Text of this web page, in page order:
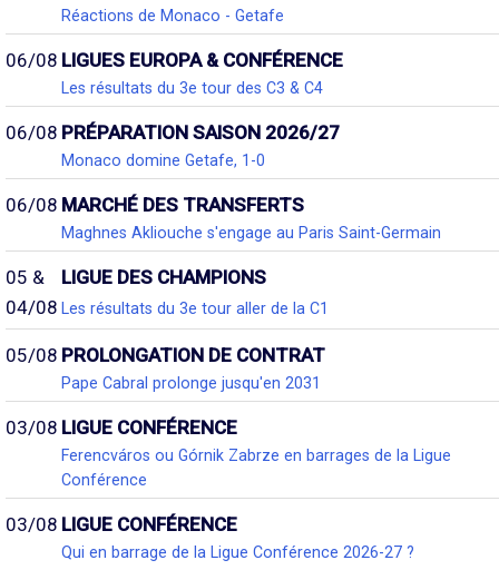
Réactions de Monaco - Getafe
06/08 LIGUES EUROPA & CONFÉRENCE
Les résultats du 3e tour des C3 & C4
06/08 PRÉPARATION SAISON 2026/27
Monaco domine Getafe, 1-0
06/08 MARCHÉ DES TRANSFERTS
Maghnes Akliouche s'engage au Paris Saint-Germain
05 &
04/08
LIGUE DES CHAMPIONS
Les résultats du 3e tour aller de la C1
05/08 PROLONGATION DE CONTRAT
Pape Cabral prolonge jusqu'en 2031
03/08 LIGUE CONFÉRENCE
Ferencváros ou Górnik Zabrze en barrages de la Ligue
Conférence
03/08 LIGUE CONFÉRENCE
Qui en barrage de la Ligue Conférence 2026-27 ?